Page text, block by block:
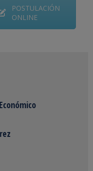
POSTULACIÓN
ONLINE